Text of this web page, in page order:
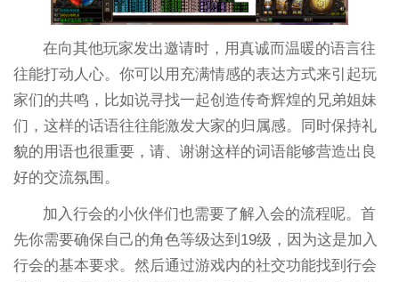
在向其他玩家发出邀请时，用真诚而温暖的语言往
往能打动人心。你可以用充满情感的表达方式来引起玩
家们的共鸣，比如说寻找一起创造传奇辉煌的兄弟姐妹
们，这样的话语往往能激发大家的归属感。同时保持礼
貌的用语也很重要，请、谢谢这样的词语能够营造出良
好的交流氛围。
加入行会的小伙伴们也需要了解入会的流程呢。首
先你需要确保自己的角色等级达到19级，因为这是加入
行会的基本要求。然后通过游戏内的社交功能找到行会